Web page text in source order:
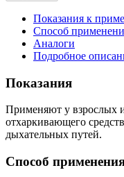
Показания к
Способ
Аналоги
Подробное
Показания
Применяют у взрослых и
отхаркивающего
дыхательных путей.
Способ